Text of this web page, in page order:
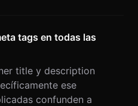
tags en todas las
title y description
ese
confunden a